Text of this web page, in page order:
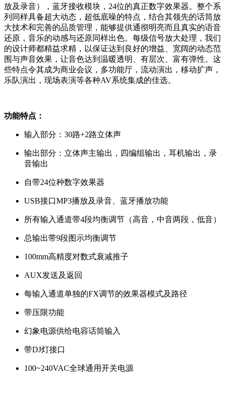
放及录音），蓝牙接收模块，24位的真正数字效果器。整个系
列同样具备超大动态，超低底噪的特点，结合其领先的话筒放
大技术和完善的品质管理，能够提供通彻明亮而且真实的语音
还原，音乐的动感与还原同样出色。每级信号放大处理，我们
的设计师都精益求精，以保证达到良好的增益、宽阔的动态范
围与声音效果，让音色达到温暖透明、有层次、富有弹性。这
些特点令其成为商业会议，多功能厅，流动演出，移动扩声，
乐队演出，现场表演等各种AV系统集成的佳选。
功能特点：
输入部分：30路+2路立体声
输出部分：立体声主输出，四编组输出，耳机输出，录
音输出
自带24位种数字效果器
USB接口MP3播放及录音、蓝牙播放功能
所有输入通道带4段均衡调节（高音，中音两段，低音）
总输出带9段图示均衡调节
100mm高精度对数式衰减推子
AUX发送及返回
每输入通道单独的FX调节的效果器模式及路径
带压限功能
幻象电源供给电容话筒输入
带DJ灯接口
100~240VAC全球通用开关电源